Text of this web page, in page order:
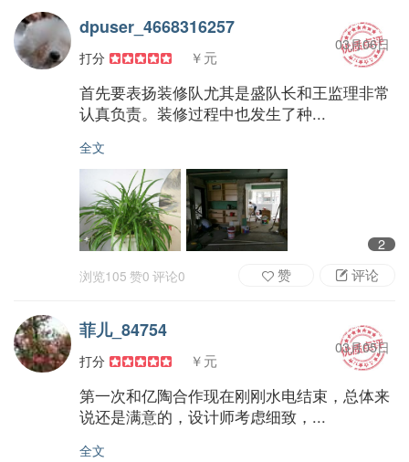
dpuser_4668316257
打分 ￥元
03月06日
首先要表扬装修队尤其是盛队长和王监理非常
认真负责。装修过程中也发生了种...
全文
2
浏览105 赞0 评论0 评论
赞
菲儿_84754
打分 ￥元
03月05日
第一次和亿陶合作现在刚刚水电结束，总体来
说还是满意的，设计师考虑细致，...
全文